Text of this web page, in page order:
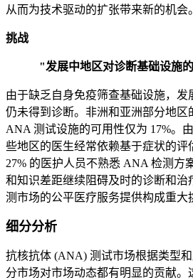
从而为技术驱动的扩张带来新的机会。
挑战
"发展中地区对诊断基础设施
由于缺乏自身免疫筛查基础设施，发
仍未得到诊断。非洲和亚洲部分地区
ANA 测试设施的可用性仅为 17%。
些地区的医生经常依赖基于症状的评
27% 的医护人员不熟悉 ANA 检测方
和知识差距继续阻碍及时的诊断和
测市场的公平医疗服务提供构成重大
细分分析
抗核抗体 (ANA) 测试市场根据类型
分市场对市场动态都有明显的贡献。